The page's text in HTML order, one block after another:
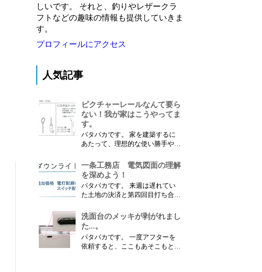
しいです。 それと、釣りやレザークラ
フトなどの趣味の情報も提供していきま
す。
プロフィールにアクセス
人気記事
ピクチャーレールなんて要ら
ない！我が家はこうやってま
す。
パタパカです。 家を建築するに
あたって、理想的な使い勝手や好
ンも人それぞれだと思います。
採用しなかったオプションは素直
に諦めるしかないのかもしれませ
んが、中にはDIYして 代替品を取
り付けることも可能 な場合があ
一条工務店 電気図面の理解
を深めよう！
パタパカです。 来週は遅れてい
た土地の決済と第四回目打ち合わ
す。 今から気合を入れて準備し
たいと思います。 １．電気図面
が提案されました 先日、設計士
から修正された最新の間取り図面
と電気図面をいただきました。
洗面台のメッキが剥がれまし
た...。
パタパカです。 一度アフターを
依頼すると、ここもあそこもと